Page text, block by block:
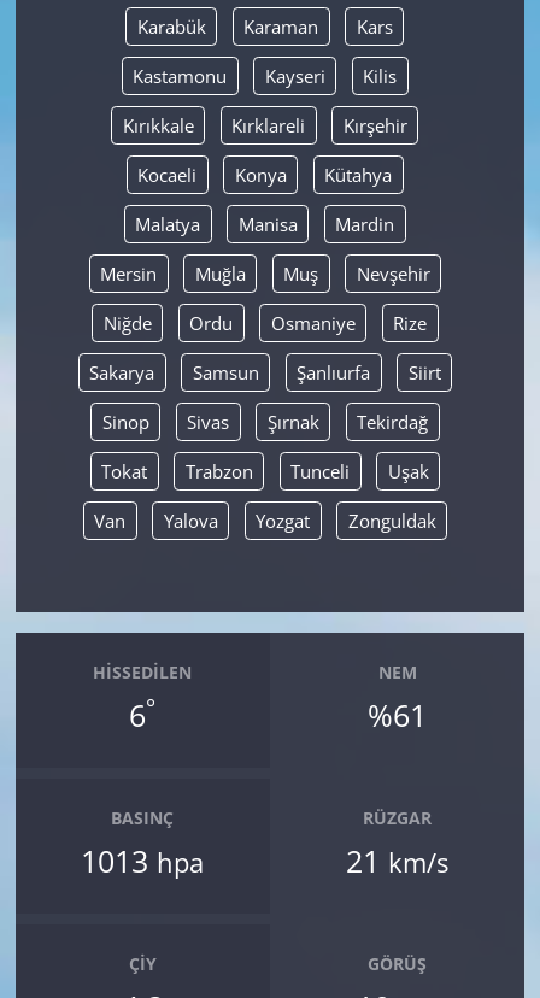
Karabük Karaman Kars
Kastamonu Kayseri Kilis
Kırıkkale Kırklareli Kırşehir
Kocaeli Konya Kütahya
Malatya Manisa Mardin
Mersin Muğla Muş Nevşehir
Niğde Ordu Osmaniye Rize
Sakarya Samsun Şanlıurfa Siirt
Sinop Sivas Şırnak Tekirdağ
Tokat Trabzon Tunceli Uşak
Van Yalova Yozgat Zonguldak
HISSEDILEN
6°
NEM
%61
BASINÇ
1013 hpa
RÜZGAR
21 km/s
ÇIY GÖRÜŞ